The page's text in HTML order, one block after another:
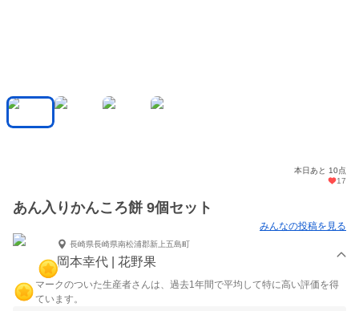
本日あと 10点
17
あん入りかんころ餅 9個セット
みんなの投稿を見る
長崎県長崎県南松浦郡新上五島町
岡本幸代 | 花野果
マークのついた生産者さんは、過去1年間で平均して特に高い評価を得
ています。